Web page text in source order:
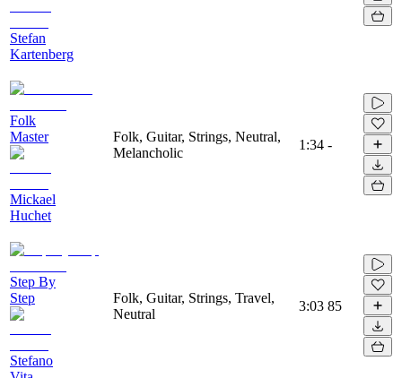
Stefan
Kartenberg
Folk
Master
Mickael
Huchet
Folk, Guitar, Strings, Neutral,
Melancholic
1:34 -
Step By
Step
Stefano
Folk, Guitar, Strings, Travel,
Neutral
3:03 85